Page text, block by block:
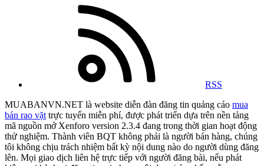
RSS
MUABANVN.NET là website diễn đàn đăng tin quảng cáo mua
bán rao vặttrực tuyến miễn phí, được phát triển dựa trên nền tảng
mã nguồn mở Xenforo version 2.3.4 đang trong thời gian hoạt động
thử nghiệm. Thành viên BQT không phải là người bán hàng, chúng
tôi không chịu trách nhiệm bất kỳ nội dung nào do người dùng đăng
lên. Mọi giao dịch liên hệ trực tiếp với người đăng bài, nếu phát